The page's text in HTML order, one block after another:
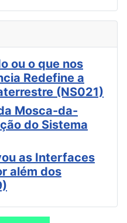
ou o que nos
Redefine a
(NS021)
Mosca-da-
do Sistema
as Interfaces
além dos